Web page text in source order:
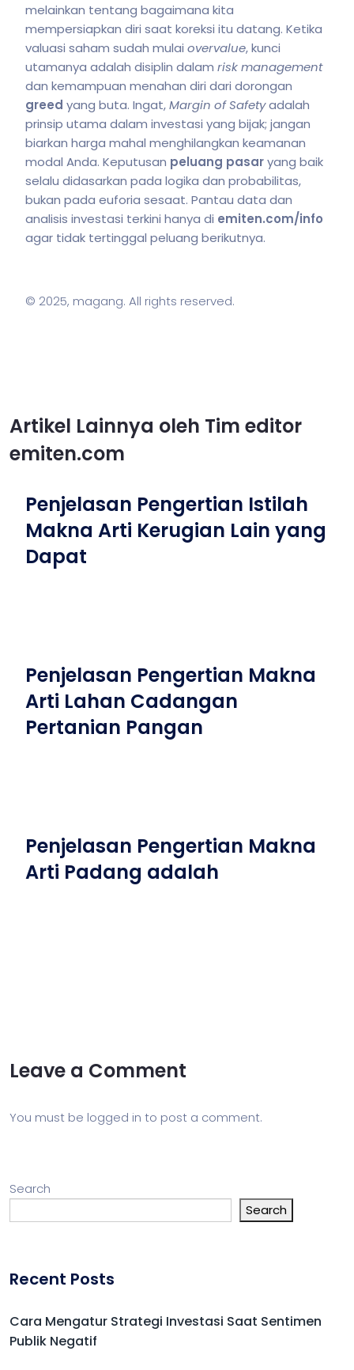
melainkan tentang bagaimana kita
mempersiapkan diri saat koreksi itu datang. Ketika
valuasi saham sudah mulai overvalue, kunci
utamanya adalah disiplin dalam risk management
dan kemampuan menahan diri dari dorongan
greed yang buta. Ingat,Margin of Safetyadalah
prinsip utama dalam investasi yang bijak; jangan
biarkan harga mahal menghilangkan keamanan
modal Anda. Keputusan peluang pasaryang baik
selalu didasarkan pada logika dan probabilitas,
bukan pada euforia sesaat. Pantau data dan
analisis investasi terkini hanya di emiten.com/info
agar tidak tertinggal peluang berikutnya.
© 2025, magang. All rights reserved.
Artikel Lainnya oleh Tim editor
emiten.com
Penjelasan Pengertian Istilah
Makna Arti Kerugian Lain yang
Dapat
Penjelasan Pengertian Makna
Arti Lahan Cadangan
Pertanian Pangan
Penjelasan Pengertian Makna
Arti Padang adalah
Leave a Comment
You must be logged in to post a comment.
Search
Search
Recent Posts
Cara Mengatur Strategi Investasi Saat Sentimen
Publik Negatif